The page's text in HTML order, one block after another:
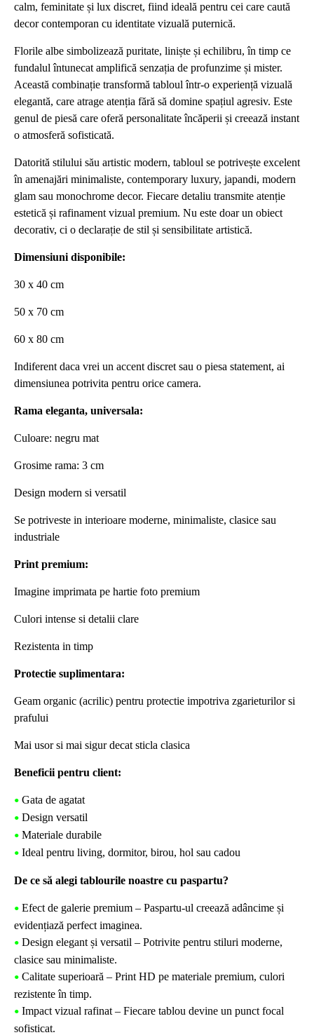
calm, feminitate și lux discret, fiind ideală pentru cei care caută
decor contemporan cu identitate vizuală puternică.
Florile albe simbolizează puritate, liniște și echilibru, în timp ce
fundalul întunecat amplifică senzația de profunzime și mister.
Această combinație transformă tabloul într-o experiență vizuală
elegantă, care atrage atenția fără să domine spațiul agresiv. Este
genul de piesă care oferă personalitate încăperii și creează instant
o atmosferă sofisticată.
Datorită stilului său artistic modern, tabloul se potrivește excelent
în amenajări minimaliste, contemporary luxury, japandi, modern
glam sau monochrome decor. Fiecare detaliu transmite atenție
estetică și rafinament vizual premium. Nu este doar un obiect
decorativ, ci o declarație de stil și sensibilitate artistică.
Dimensiuni disponibile:
30 x 40 cm
50 x 70 cm
60 x 80 cm
Indiferent daca vrei un accent discret sau o piesa statement, ai
dimensiunea potrivita pentru orice camera.
Rama eleganta, universala:
Culoare: negru mat
Grosime rama: 3 cm
Design modern si versatil
Se potriveste in interioare moderne, minimaliste, clasice sau
industriale
Print premium:
Imagine imprimata pe hartie foto premium
Culori intense si detalii clare
Rezistenta in timp
Protectie suplimentara:
Geam organic (acrilic) pentru protectie impotriva zgarieturilor si
prafului
Mai usor si mai sigur decat sticla clasica
Beneficii pentru client:
• Gata de agatat
• Design versatil
• Materiale durabile
• Ideal pentru living, dormitor, birou, hol sau cadou
De ce să alegi tablourile noastre cu paspartu?
• Efect de galerie premium – Paspartu-ul creează adâncime și
evidențiază perfect imaginea.
• Design elegant și versatil – Potrivite pentru stiluri moderne,
clasice sau minimaliste.
• Calitate superioară – Print HD pe materiale premium, culori
rezistente în timp.
• Impact vizual rafinat – Fiecare tablou devine un punct focal
sofisticat.